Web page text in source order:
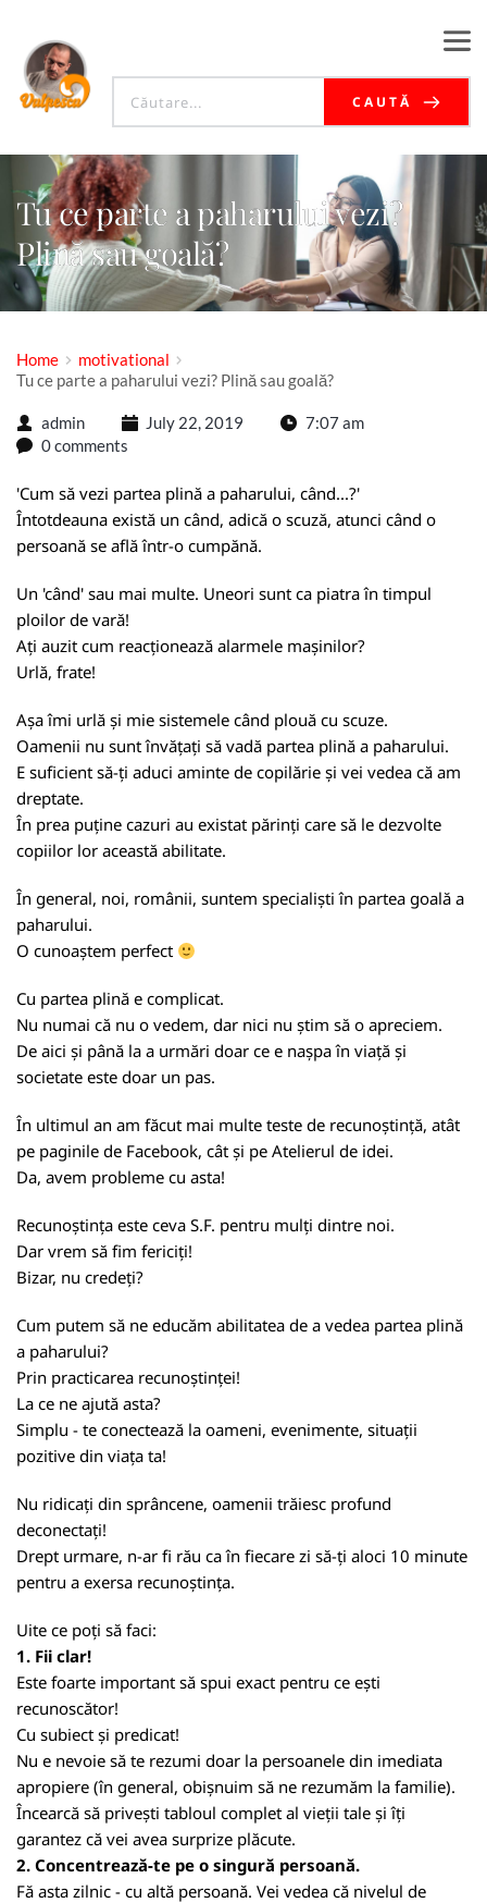
CAUTĂ
Tu ce parte a paharului vezi?
Plină sau goală?
Home
motivational
Tu ce parte a paharului vezi? Plină sau goală?
admin July 22, 2019
7:07 am
0 comments
'Cum să vezi partea plină a paharului, când...?'
Întotdeauna există un când, adică o scuză, atunci când o
persoană se află într-o cumpănă.
Un 'când' sau mai multe. Uneori sunt ca piatra în timpul
ploilor de vară!
Ați auzit cum reacționează alarmele mașinilor?
Urlă, frate!
Așa îmi urlă și mie sistemele când plouă cu scuze.
Oamenii nu sunt învățați să vadă partea plină a paharului.
E suficient să-ți aduci aminte de copilărie și vei vedea că am
dreptate.
În prea puține cazuri au existat părinți care să le dezvolte
copiilor lor această abilitate.
În general, noi, românii, suntem specialiști în partea goală a
paharului.
O cunoaștem perfect
Cu partea plină e complicat.
Nu numai că nu o vedem, dar nici nu știm să o apreciem.
De aici și până la a urmări doar ce e nașpa în viață și
societate este doar un pas.
În ultimul an am făcut mai multe teste de recunoștință, atât
pe paginile de Facebook, cât și pe Atelierul de idei.
Da, avem probleme cu asta!
Recunoștința este ceva S.F. pentru mulți dintre noi.
Dar vrem să fim fericiți!
Bizar, nu credeți?
Cum putem să ne educăm abilitatea de a vedea partea plină
a paharului?
Prin practicarea recunoștinței!
La ce ne ajută asta?
Simplu - te conectează la oameni, evenimente, situații
pozitive din viața ta!
Nu ridicați din sprâncene, oamenii trăiesc profund
deconectați!
Drept urmare, n-ar fi rău ca în fiecare zi să-ți aloci 10 minute
pentru a exersa recunoștința.
Uite ce poți să faci:
1. Fii clar!
Este foarte important să spui exact pentru ce ești
recunoscător!
Cu subiect și predicat!
Nu e nevoie să te rezumi doar la persoanele din imediata
apropiere (în general, obișnuim să ne rezumăm la familie).
Încearcă să privești tabloul complet al vieții tale și îți
garantez că vei avea surprize plăcute.
2. Concentrează-te pe o singură persoană.
Fă asta zilnic - cu altă persoană. Vei vedea că nivelul de